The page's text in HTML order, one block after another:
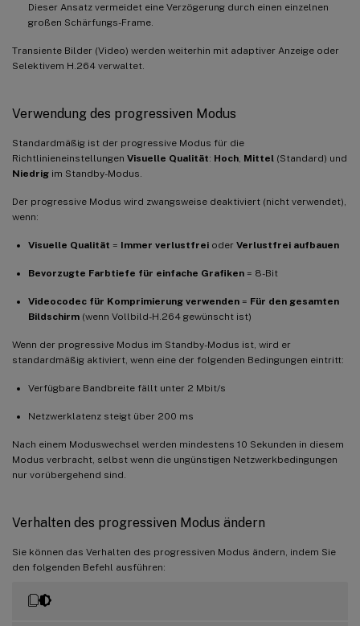
Dieser Ansatz vermeidet eine Verzögerung durch einen einzelnen
großen Schärfungs-Frame.
Transiente Bilder (Video) werden weiterhin mit adaptiver Anzeige oder
Selektivem H.264 verwaltet.
Verwendung des progressiven Modus
Standardmäßig ist der progressive Modus für die
Richtlinieneinstellungen Visuelle Qualität: Hoch Mittel (Standard) und
Niedrig im Standby-Modus.
Der progressive Modus wird zwangsweise deaktiviert (nicht verwendet),
wenn:
Visuelle Qualität = Immer verlustfrei oder Verlustfrei aufbauen
Bevorzugte Farbtiefe für einfache Grafiken = 8-Bit
Videocodec für Komprimierung verwenden = Für den gesamten
Bildschirm (wenn Vollbild-H.264 gewünscht ist)
Wenn der progressive Modus im Standby-Modus ist, wird er
standardmäßig aktiviert, wenn eine der folgenden Bedingungen eintritt:
Verfügbare Bandbreite fällt unter 2 Mbit/s
Netzwerklatenz steigt über 200 ms
Nach einem Moduswechsel werden mindestens 10 Sekunden in diesem
Modus verbracht, selbst wenn die ungünstigen Netzwerkbedingungen
nur vorübergehend sind.
Verhalten des progressiven Modus ändern
Sie können das Verhalten des progressiven Modus ändern, indem Sie
den folgenden Befehl ausführen: